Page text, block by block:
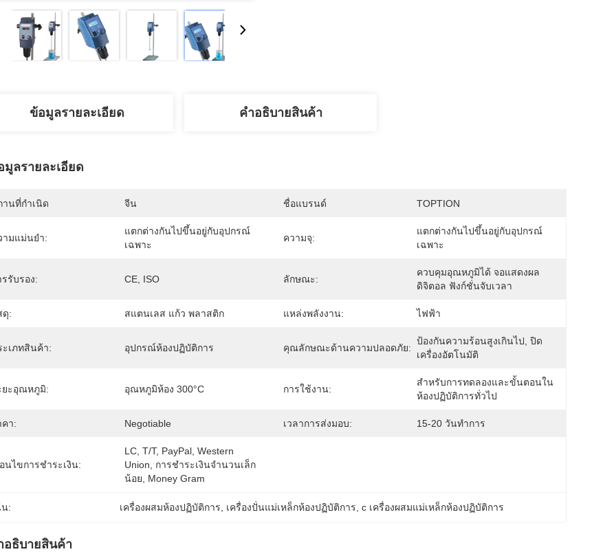
ข้อมูลรายละเอียด คําอธิบายสินค้า
มูลรายละเอียด
านที่กำเนิด จีน ชื่อแบรนด์ TOPTION
ามแม่นยำ:
แตกต่างกันไปขึ้นอยู่กับอุปกรณ์
เฉพาะ
ความจุ:
แตกต่างกันไปขึ้นอยู่กับอุปกรณ์
เฉพาะ
รรับรอง: CE, ISO ลักษณะ:
ควบคุมอุณหภูมิได้ จอแสดงผล
ดิจิตอล ฟังก์ชั่นจับเวลา
ดุ: สแตนเลส แก้ว พลาสติก แหล่งพลังงาน: ไฟฟ้า
ะเภทสินค้า: อุปกรณ์ห้องปฏิบัติการ คุณลักษณะด้านความปลอดภัย:
ป้องกันความร้อนสูงเกินไป, ปิด
เครื่องอัตโนมัติ
ยะอุณหภูมิ: อุณหภูมิห้อง 300°C การใช้งาน:
สำหรับการทดลองและขั้นตอนใน
ห้องปฏิบัติการทั่วไป
คา: Negotiable เวลาการส่งมอบ: 15-20 วันทำการ
อนไขการชำระเงิน:
LC, T/T, PayPal, Western
Union, การชำระเงินจำนวนเล็ก
น้อย, Money Gram
น: เครื่องผสมห้องปฏิบัติการ เครื่องปั่นแม่เหล็กห้องปฏิบัติการ , c เครื่องผสมแม่เหล็กห้องปฏิบัติการ
อธิบายสินค้า